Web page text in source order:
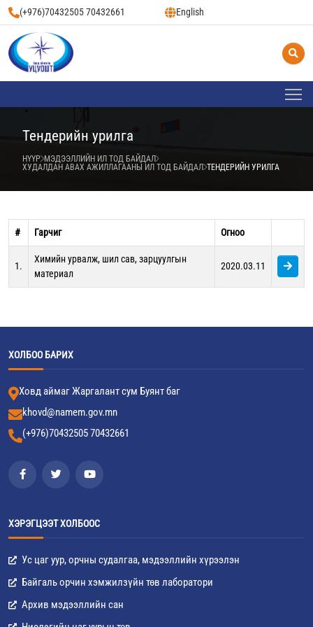
(+976)70432505 70432661 English
Тендерийн урилга
НҮҮР МЭДЭЭЛЛИЙН ИЛ ТОД БАЙДАЛ
ХУДАЛДАН АВАХ АЖИЛЛАГААНЫ ИЛ ТОД БАЙДАЛ ТЕНДЕРИЙН УРИЛГА
# Гарчиг Огноо
1.
Химийн урвалж, шил сав, зарцуулгын
материал
2020.03.11
ХОЛБОО БАРИХ
Ховд аймаг Жаргалант сум Буянт баг
khovd@namem.gov.mn
(+976)70432505 70432661
ХЭРЭГЦЭЭТ ХОЛБООС
Ус цаг уур, орчны судалгаа, мэдээллийн хүрээлэн
Байгаль орчин хэмжилзүйн төв лаборатори
Архив мэдээллийн сан